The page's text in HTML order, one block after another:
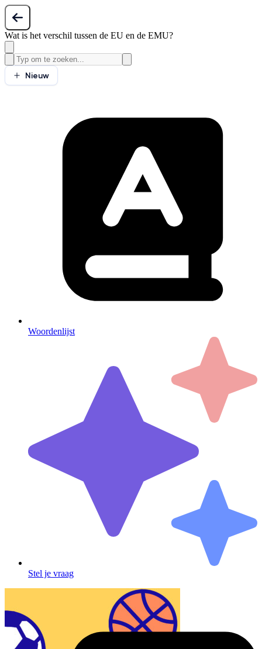
Wat is het verschil tussen de EU en de EMU?
Nieuw
Woordenlijst
Stel je vraag